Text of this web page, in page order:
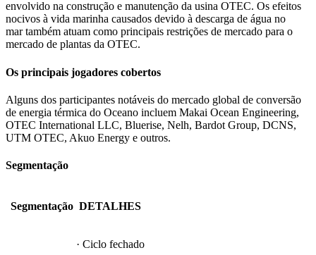
envolvido na construção e manutenção da usina OTEC. Os efeitos
nocivos à vida marinha causados ​​devido à descarga de água no
mar também atuam como principais restrições de mercado para o
mercado de plantas da OTEC.
Os principais jogadores cobertos
Alguns dos participantes notáveis ​​do mercado global de conversão
de energia térmica do Oceano incluem Makai Ocean Engineering,
OTEC International LLC, Bluerise, Nelh, Bardot Group, DCNS,
UTM OTEC, Akuo Energy e outros.
Segmentação
Segmentação DETALHES
· Ciclo fechado